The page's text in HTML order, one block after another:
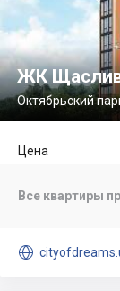
ЖК
Октябрьский
Цена
Все квартиры
